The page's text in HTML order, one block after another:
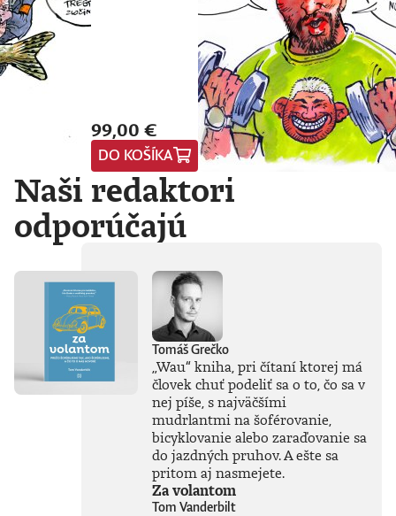
99,00 €
DO KOŠÍKA
Naši redaktori
odporúčajú
Tomáš Grečko
„Wau“ kniha, pri čítaní ktorej má
človek chuť podeliť sa o to, čo sa v
nej píše, s najväčšími
mudrlantmi na šoférovanie,
bicyklovanie alebo zaraďovanie sa
do jazdných pruhov. A ešte sa
pritom aj nasmejete.
Za volantom
Tom Vanderbilt